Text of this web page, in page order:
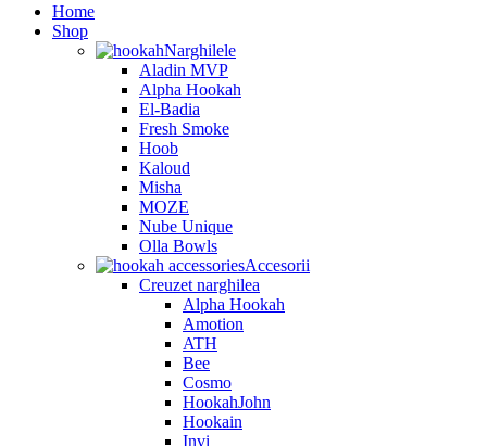
Home
Shop
Narghilele
Aladin MVP
Alpha Hookah
El-Badia
Fresh Smoke
Hoob
Kaloud
Misha
MOZE
Nube Unique
Olla Bowls
Accesorii
Creuzet narghilea
Alpha Hookah
Amotion
ATH
Bee
Cosmo
HookahJohn
Hookain
Invi